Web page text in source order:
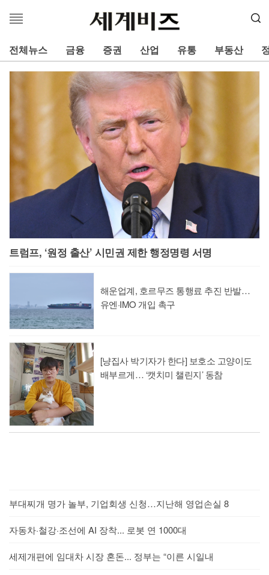
메
열
기
전체뉴스 금융 증권 산업 유통 부동산
트럼프, ‘원정 출산’ 시민권 제한 행정명령 서명
해운업계, 호르무즈 통행료 추진 반발…
유엔·IMO 개입 촉구
[냥집사 박기자가 한다] 보호소 고양이도
배부르게… ‘캣치미 챌린지’ 동참
부대찌개 명가 놀부, 기업회생 신청…지난해 영업손실 8
자동차·철강·조선에 AI 장착... 로봇 연 1000대
세제개편에 임대차 시장 혼돈... 정부는 “이른 시일내